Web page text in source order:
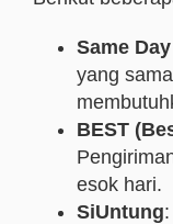
Same
yang
BEST
esok hari.
SiUntung